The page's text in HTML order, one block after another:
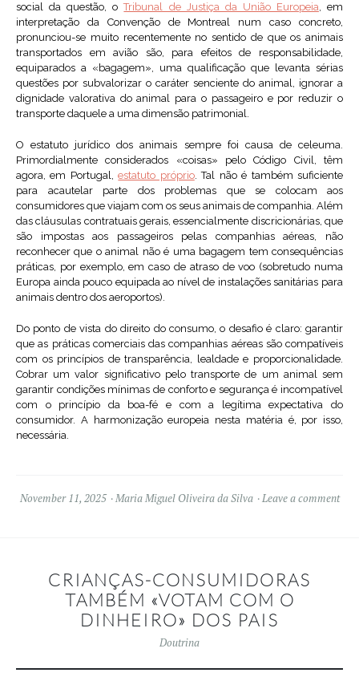
social da questão, oTribunal de Justiça da União Europeia, em
interpretação da Convenção de Montreal num caso concreto,
pronunciou-se muito recentemente no sentido de que os animais
transportados em avião são, para efeitos de responsabilidade,
equiparados a «bagagem», uma qualificação que levanta sérias
questões por subvalorizar o caráter senciente do animal, ignorar a
dignidade valorativa do animal para o passageiro e por reduzir o
transporte daquele a uma dimensão patrimonial.
O estatuto jurídico dos animais sempre foi causa de celeuma.
Primordialmente considerados «coisas» pelo Código Civil, têm
agora, em Portugal,estatuto próprio. Tal não é também suficiente
para acautelar parte dos problemas que se colocam aos
consumidores que viajam com os seus animais de companhia. Além
das cláusulas contratuais gerais, essencialmente discricionárias, que
são impostas aos passageiros pelas companhias aéreas, não
reconhecer que o animal não é uma bagagem tem consequências
práticas, por exemplo, em caso de atraso de voo (sobretudo numa
Europa ainda pouco equipada ao nível de instalações sanitárias para
animais dentro dos aeroportos).
Do ponto de vista do direito do consumo, o desafio é claro: garantir
que as práticas comerciais das companhias aéreas são compatíveis
com os princípios de transparência, lealdade e proporcionalidade.
Cobrar um valor significativo pelo transporte de um animal sem
garantir condições mínimas de conforto e segurança é incompatível
com o princípio da boa-fé e com a legítima expectativa do
consumidor. A harmonização europeia nesta matéria é, por isso,
necessária.
November 11, 2025 Maria Miguel Oliveira da Silva Leave a comment
CRIANÇAS-CONSUMIDORAS
TAMBÉM «VOTAM COM O
DINHEIRO» DOS PAIS
Doutrina